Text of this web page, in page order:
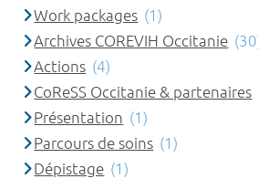
Work packages (1)
Archives COREVIH Occitanie
Actions (4)
CoReSS Occitanie & partenaires
Présentation (1)
Parcours de soins (1)
Dépistage (1)